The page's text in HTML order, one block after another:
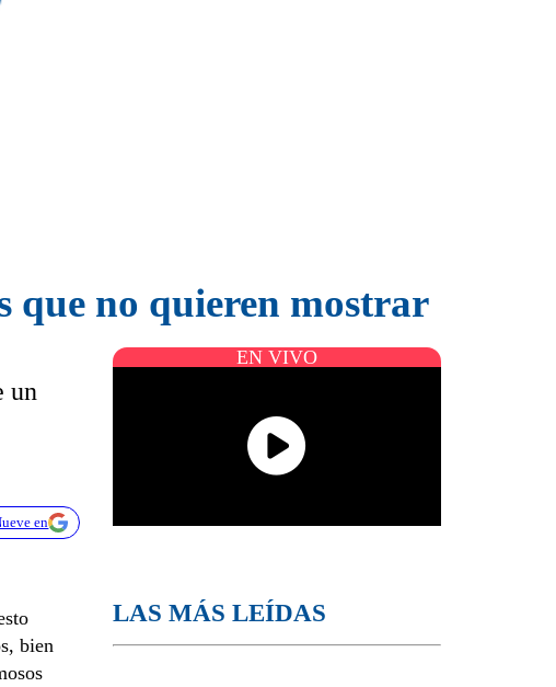
que no quieren mostrar
un
en
bien
EN VIVO
LAS MÁS LEÍDAS